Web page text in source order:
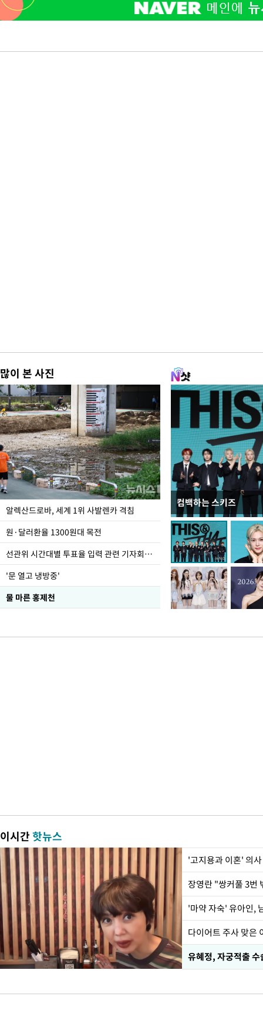
많이 본 사진
알렉산드로바, 세계 1위 사발렌카 격침
원·달러환율 1300원대 목전
선관위 시간대별 투표율 입력 관련 기자회견하는 주진우 의원
'문 열고 냉방중'
물 마른 홍제천
컴백하는 스키즈
극한 폭염에 바닥 드
도
이시간핫뉴스
'고지용과 이혼' 의
'마약 자숙' 유아인,
유혜정, 자궁적출